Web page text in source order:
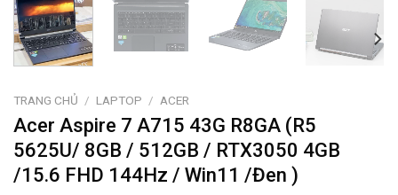
TRANG CHỦ / LAPTOP / ACER
Acer Aspire 7 A715 43G R8GA (R5
5625U/ 8GB / 512GB / RTX3050 4GB
/15.6 FHD 144Hz / Win11 /Đen )